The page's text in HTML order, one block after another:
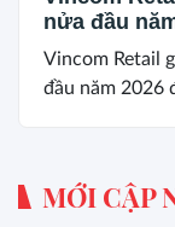
nửa đầu
Vincom Retail
đầu năm 2026
MỚI CẬP